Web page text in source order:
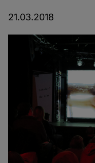
21.03.2018